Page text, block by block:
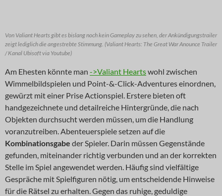
Von Valiant Hearts gibt es bislang noch kein Gameplay zu sehen, der Ankündigungstrailer
zeigt lediglich die angestrebte Stimmung. (Valiant Hearts: The Great War Anounce Trailer
/ Kanal Ubisoft via Youtube)
Am Ehesten könnte man ->Valiant Heartswohl zwischen
Wimmelbildspielen und Point-&-Click-Adventures einordnen,
gewürzt mit einer Prise Actionspiel. Erstere bieten oft
handgezeichnete und detailreiche Hintergründe, die nach
Objekten durchsucht werden müssen, um die Handlung
voranzutreiben. Abenteuerspiele setzen auf die
Kombinationsgabe der Spieler. Darin müssen Gegenstände
gefunden, miteinander richtig verbunden und an der korrekten
Stelle im Spiel angewendet werden. Häufig sind vielfältige
Gespräche mit Spielfiguren nötig, um entscheidende Hinweise
für die Rätsel zu erhalten. Gegen das ruhige, geduldige